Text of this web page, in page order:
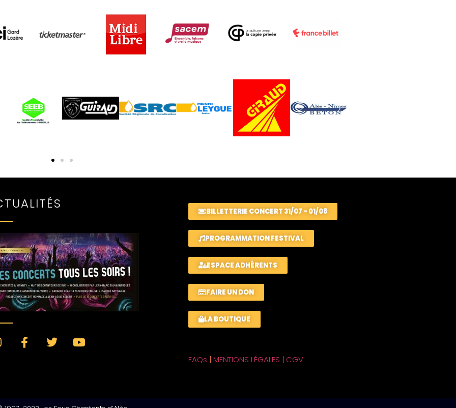
BILLETTERIE CONCERT 31/07 - 01/08
PROGRAMMATION FESTIVAL
ESPACE ADHÉRENTS
FAIRE UN DON
LA BOUTIQUE
FAQs | MENTIONS LÉGALES | CGV